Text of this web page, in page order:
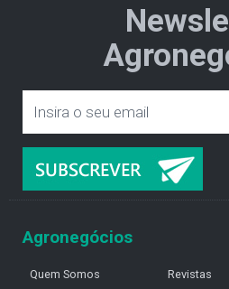
Agronegócios
Quem Somos
Revistas